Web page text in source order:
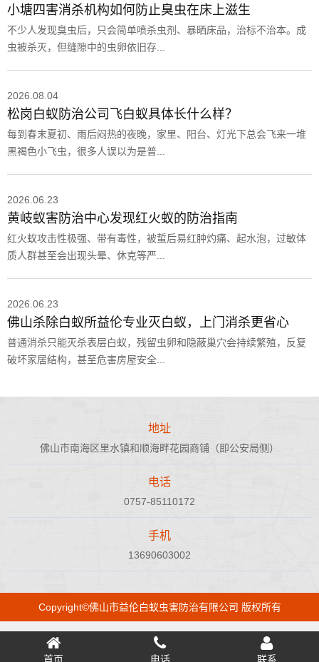
小塘四害消杀机构如何防止臭虫在床上滋生
不少人发现臭虫后，只会简单喷杀虫剂、暴晒床品，治标不治本。成
虫被杀灭，但缝隙中的虫卵依旧存...
2026.08.04
松岗白蚁防治公司飞白蚁具体长什么样？
每到春末夏初、雨后闷热的夜晚，家里、阳台、灯光下总会飞来一堆
黑褐色小飞虫，很多人误以为是普...
2026.06.23
黄岐蚁害防治中心发现红火蚁的防治指南
红火蚁攻击性极强、带有毒性，被蜇后易红肿灼痛、起水泡，过敏体
质人群甚至会出现头晕、休克等严...
2026.06.23
佛山杀除白蚁所益伦专业灭白蚁，上门消杀更省心
普通消杀只能灭杀表层白蚁，残留虫卵和隐蔽巢穴会持续繁殖，反复
破坏家居结构，甚至危害房屋安全...
地址
佛山市南海区里水镇和顺海畔花园商铺（即公安局侧）
电话
0757-85110172
手机
13690603002
Copyright©佛山市益伦白蚁虫害防治有限公司 版权所有
首页 电话 联系